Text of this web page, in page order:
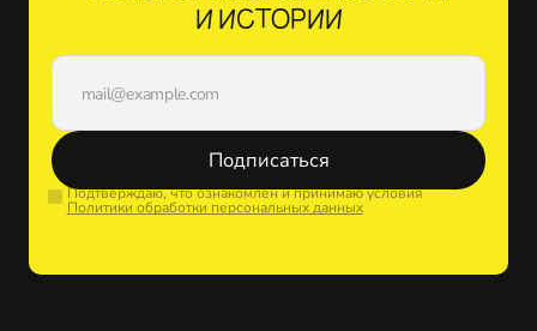
И ИСТОРИИ
Подписаться
Подтверждаю, что ознакомлен и принимаю условия
Политики обработки персональных данных